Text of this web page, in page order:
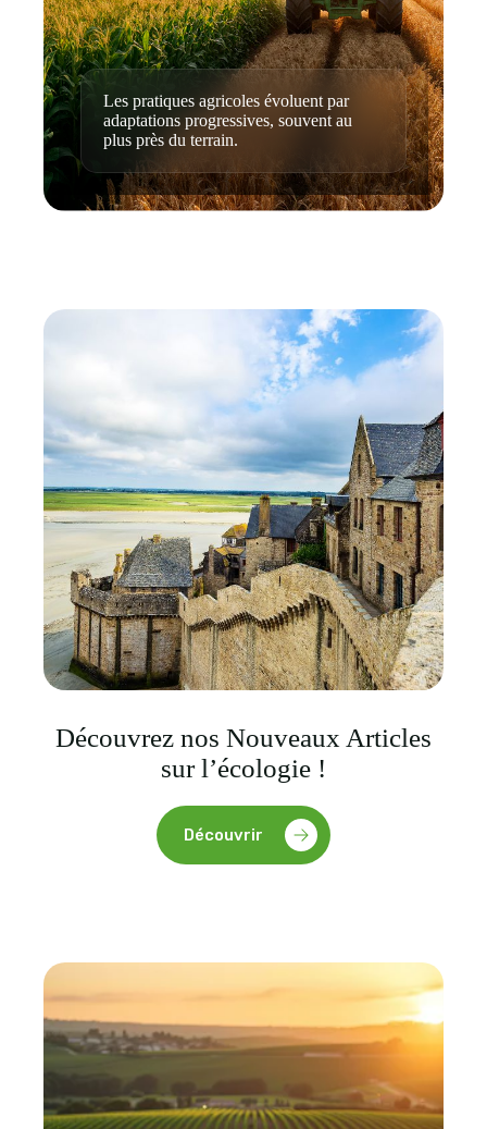
Les pratiques agricoles évoluent par
adaptations progressives, souvent au
plus près du terrain.
Découvrez nos Nouveaux Articles
sur l’écologie !
Découvrir